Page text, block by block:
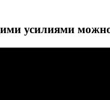
усилиями